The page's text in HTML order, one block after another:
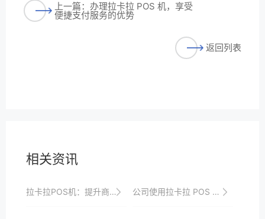
上一篇：办理拉卡拉 POS 机，享受
便捷支付服务的优势
返回列表
相关资讯
拉卡拉POS机：提升商业运营效率的利器 公司使用拉卡拉 POS 机的战略布局与规划